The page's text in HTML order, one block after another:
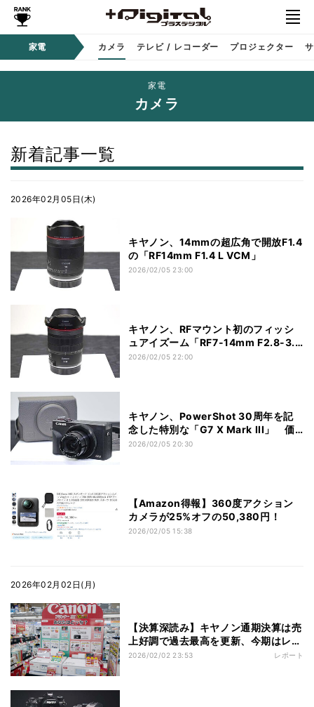
家電 カメラ テレビ / レコーダー プロジェクター
家電
カメラ
新着記事一覧
2026年02月05日(木)
キヤノン、14mmの超広角で開放F1.4
の「RF14mm F1.4 L VCM」
2026/02/05 23:00
キヤノン、RFマウント初のフィッシ
ュアイズーム「RF7-14mm F2.8-3.5
L FISHEYE STM」
2026/02/05 22:00
キヤノン、PowerShot 30周年を記
念した特別な「G7 X Mark III」 価
格は148,500円、台数限定
2026/02/05 20:30
【Amazon得報】360度アクション
カメラが25%オフの50,380円！
2026/02/05 15:38
2026年02月02日(月)
【決算深読み】キヤノン通期決算は売
上好調で過去最高を更新、今期はレア
アース影響も？
2026/02/02 23:53 レポート